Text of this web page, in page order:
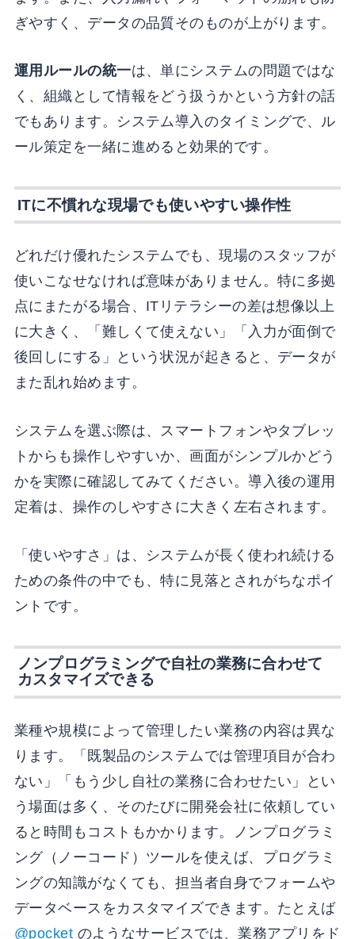
ぎやすく、データの品質そのものが上がります。
運用ルールの統一は、単にシステムの問題ではな
く、組織として情報をどう扱うかという方針の話
でもあります。システム導入のタイミングで、ル
ール策定を一緒に進めると効果的です。
ITに不慣れな現場でも使いやすい操作性
どれだけ優れたシステムでも、現場のスタッフが
使いこなせなければ意味がありません。特に多拠
点にまたがる場合、ITリテラシーの差は想像以上
に大きく、「難しくて使えない」「入力が面倒で
後回しにする」という状況が起きると、データが
また乱れ始めます。
システムを選ぶ際は、スマートフォンやタブレッ
トからも操作しやすいか、画面がシンプルかどう
かを実際に確認してみてください。導入後の運用
定着は、操作のしやすさに大きく左右されます。
「使いやすさ」は、システムが長く使われ続ける
ための条件の中でも、特に見落とされがちなポイ
ントです。
ノンプログラミングで自社の業務に合わせて
カスタマイズできる
業種や規模によって管理したい業務の内容は異な
ります。「既製品のシステムでは管理項目が合わ
ない」「もう少し自社の業務に合わせたい」とい
う場面は多く、そのたびに開発会社に依頼してい
ると時間もコストもかかります。ノンプログラミ
ング（ノーコード）ツールを使えば、プログラミ
ングの知識がなくても、担当者自身でフォームや
データベースをカスタマイズできます。たとえば
@pocket のようなサービスでは、業務アプリをド